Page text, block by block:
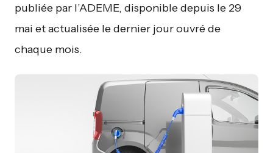
publiée par l’ADEME, disponible depuis le 29
mai et actualisée le dernier jour ouvré de
chaque mois.